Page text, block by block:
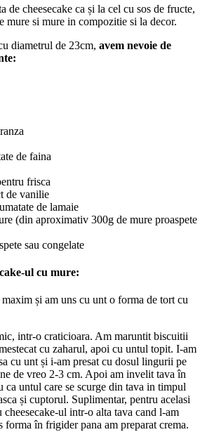
de cheesecake ca și la cel cu sos de fructe,
mure si mure in compozitie si la decor.
diametrul de 23cm, avem nevoie de
de faina
frisca
de vanilie
de lamaie
(din aproximativ 300g de mure proaspete
sau congelate
ul cu mure:
și am uns cu unt o forma de tort cu
intr-o craticioara. Am maruntit biscuitii
cu zaharul, apoi cu untul topit. I-am
cu unt și i-am presat cu dosul lingurii pe
de vreo 2-3 cm. Apoi am invelit tava în
untul care se scurge din tava in timpul
și cuptorul. Suplimentar, pentru acelasi
ul intr-o alta tava cand l-am
forma în frigider pana am preparat crema.